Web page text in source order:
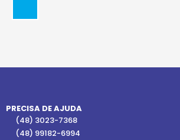
PRECISA DE AJUDA
(48) 3023-7368
(48) 99182-6994